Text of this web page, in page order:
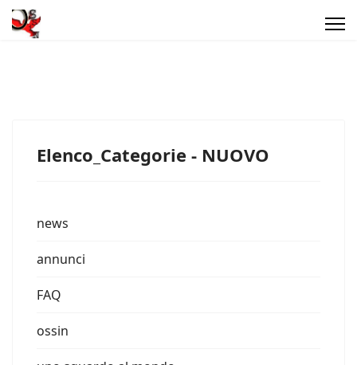
Elenco_Categorie - NUOVO
news
annunci
FAQ
ossin